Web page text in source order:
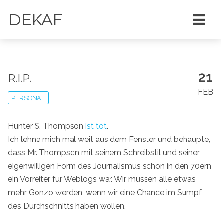
DEKAF
21
FEB
R.I.P.
PERSONAL
Hunter S. Thompson ist tot.
Ich lehne mich mal weit aus dem Fenster und behaupte,
dass Mr. Thompson mit seinem Schreibstil und seiner
eigenwilligen Form des Journalismus schon in den 70ern
ein Vorreiter für Weblogs war. Wir müssen alle etwas
mehr Gonzo werden, wenn wir eine Chance im Sumpf
des Durchschnitts haben wollen.